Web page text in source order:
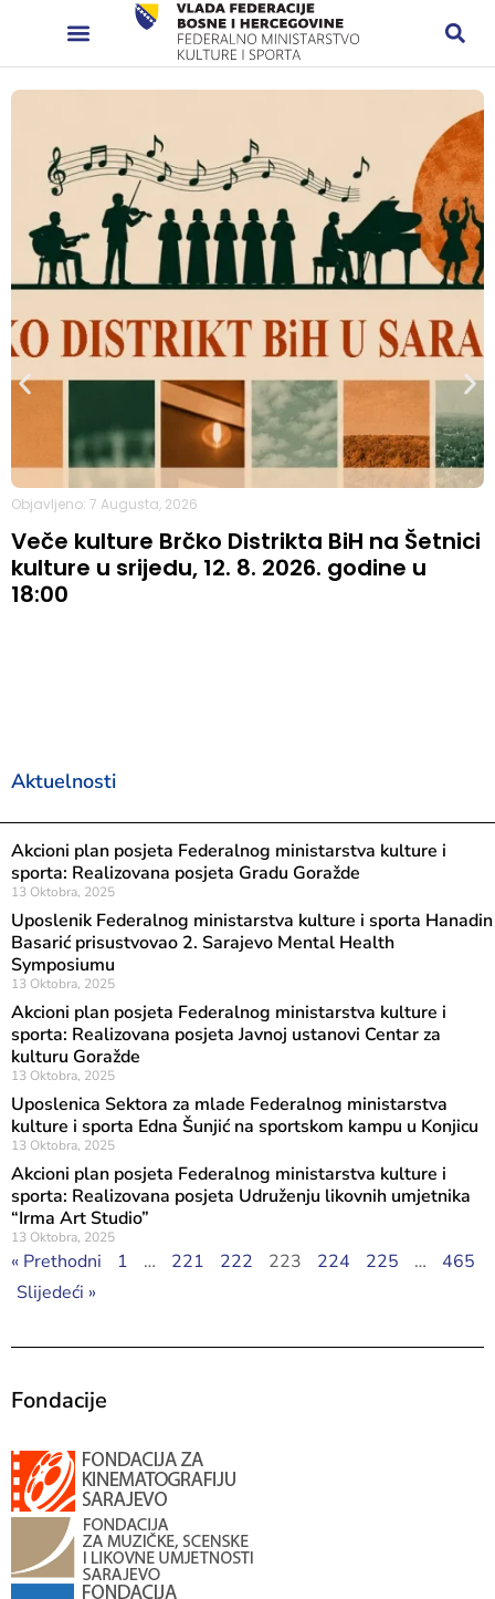
Objavljeno: 7 Augusta, 2026
Veče kulture Brčko Distrikta BiH na Šetnici
kulture u srijedu, 12. 8. 2026. godine u
18:00
Aktuelnosti
Akcioni plan posjeta Federalnog ministarstva kulture i
sporta: Realizovana posjeta Gradu Goražde
13 Oktobra, 2025
Uposlenik Federalnog ministarstva kulture i sporta Hanadin
Basarić prisustvovao 2. Sarajevo Mental Health
Symposiumu
13 Oktobra, 2025
Akcioni plan posjeta Federalnog ministarstva kulture i
sporta: Realizovana posjeta Javnoj ustanovi Centar za
kulturu Goražde
13 Oktobra, 2025
Uposlenica Sektora za mlade Federalnog ministarstva
kulture i sporta Edna Šunjić na sportskom kampu u Konjicu
13 Oktobra, 2025
Akcioni plan posjeta Federalnog ministarstva kulture i
sporta: Realizovana posjeta Udruženju likovnih umjetnika
“Irma Art Studio”
13 Oktobra, 2025
« Prethodni 1 … 221 222 223 224 225 …
465
Slijedeći »
Fondacije